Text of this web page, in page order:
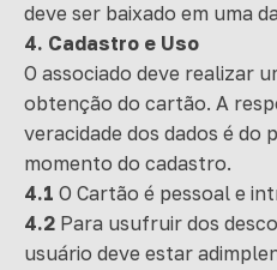
deve ser baixado em uma
4. Cadastro e Uso
O associado deve realizar
obtenção do cartão. A
veracidade dos dados é do
momento do cadastro.
4.1 O Cartão é pessoal e
4.2 Para usufruir dos
usuário deve estar